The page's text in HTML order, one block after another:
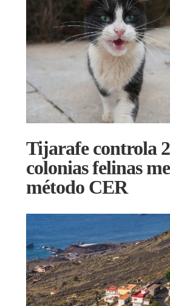
Tijarafe controla
colonias felinas
método CER